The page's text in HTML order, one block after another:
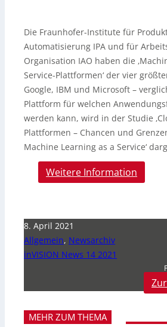
Die Fraunhofer-Institute für
Automatisierung IPA und für
Organisation IAO haben die
Service-Plattformen‘ der vier
Google, IBM und Microsoft –
Plattform für welchen
werden kann, wird in der Studie
Plattformen – Chancen und
Machine Learning as a Service‘
Weitere Information
8. April 2021
Allgemein, Newsarchiv
inVISION News 14 2021
MEHR ZUM THEMA